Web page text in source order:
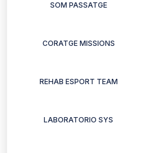
SOM PASSATGE
CORATGE MISSIONS
REHAB ESPORT TEAM
LABORATORIO SYS